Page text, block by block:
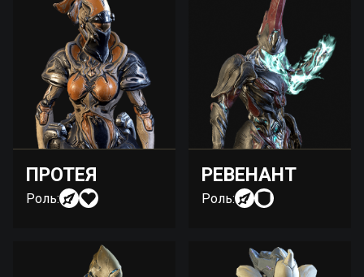
ПРОТЕЯ
Роль:
РЕВЕНАНТ
Роль: